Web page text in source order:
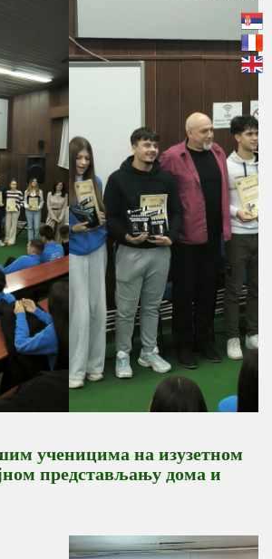
ученицима на изузетном
представљању дома и